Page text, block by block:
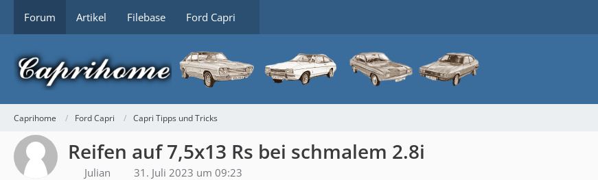
Forum Artikel Filebase Ford Capri
Caprihome Ford Capri Capri Tipps und Tricks
Reifen auf 7,5x13 Rs bei schmalem 2.8i
Julian 31. Juli 2023 um 09:23